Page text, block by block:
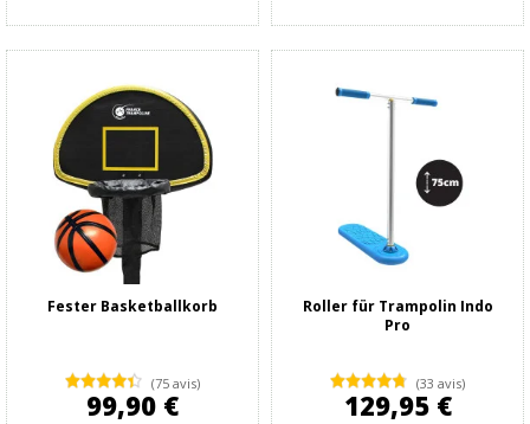
Fester Basketballkorb
(75 avis)
99,90 €
Roller für Trampolin Indo
Pro
(33 avis)
129,95 €